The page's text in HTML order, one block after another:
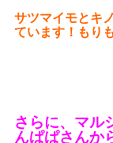
サツマイモとキ
ています！もり
さらに、マル
んぱぱさんか